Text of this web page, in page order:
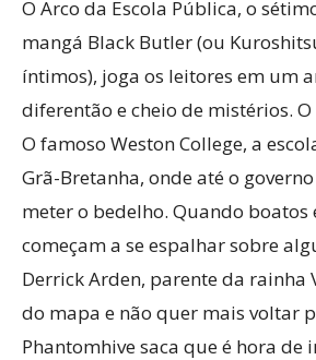
O Arco da Escola Pública, o
mangá Black Butler (ou
íntimos), joga os leitores em um
diferentão e cheio de mistérios.
O famoso Weston College, a
Grã-Bretanha, onde até o
meter o bedelho. Quando boatos
começam a se espalhar sobre
Derrick Arden, parente da rainha
do mapa e não quer mais voltar
Phantomhive saca que é hora de